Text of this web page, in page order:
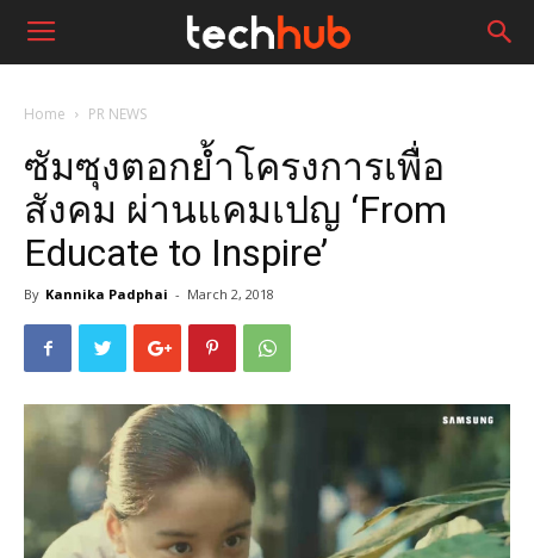
Home PR NEWS
ซัมซุงตอกย้ำโครงการเพื่อ
สังคม ผ่านแคมเปญ ‘From
Educate to Inspire’
By Kannika Padphai - March 2, 2018